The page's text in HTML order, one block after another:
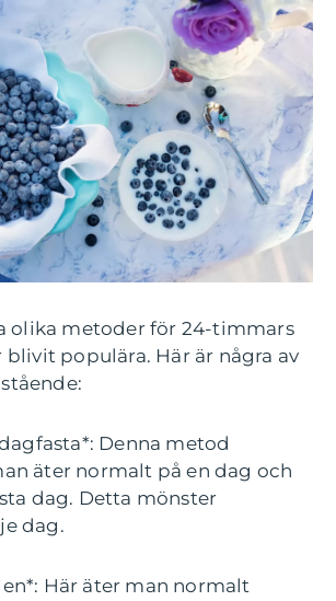
olika metoder för 24-timmars
blivit populära. Här är några av
Denna metod
äter normalt på en dag och
dag. Detta mönster
dag.
Här äter man normalt